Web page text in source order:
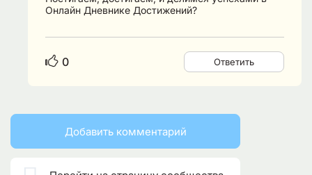
Онлайн Дневнике Достижений?
0 Ответить
Добавить комментарий